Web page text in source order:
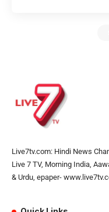
Live7tv.com: Hindi News
Live 7 TV, Morning India,
& Urdu, epaper-